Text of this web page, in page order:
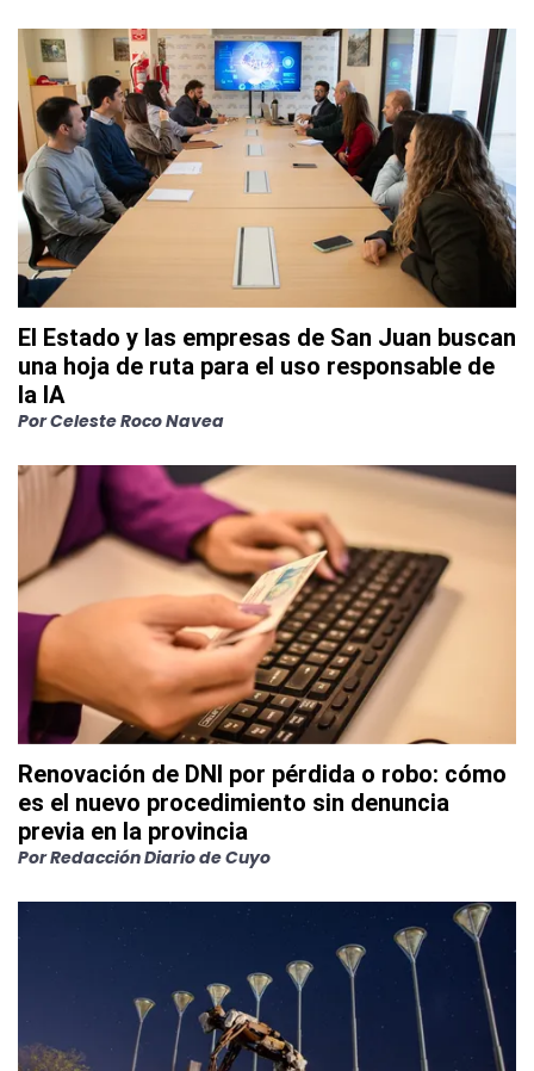
El Estado y las empresas de San Juan buscan
una hoja de ruta para el uso responsable de
la IA
PorCeleste Roco Navea
Renovación de DNI por pérdida o robo: cómo
es el nuevo procedimiento sin denuncia
previa en la provincia
PorRedacción Diario de Cuyo